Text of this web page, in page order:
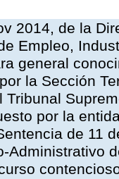
2014, de la
Empleo,
general
la Sección
Tribunal
por la
de 11
Administrativo